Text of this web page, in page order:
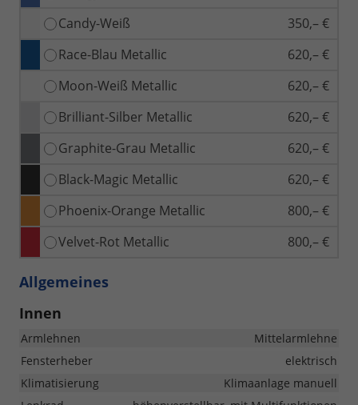
Candy-Weiß
350,– €
Race-Blau Metallic
620,– €
Moon-Weiß Metallic
620,– €
Brilliant-Silber Metallic
620,– €
Graphite-Grau Metallic
620,– €
Black-Magic Metallic
620,– €
Phoenix-Orange Metallic
800,– €
Velvet-Rot Metallic
800,– €
Allgemeines
Innen
Armlehnen
Mittelarmlehne
Fensterheber
elektrisch
Klimatisierung
Klimaanlage manuell